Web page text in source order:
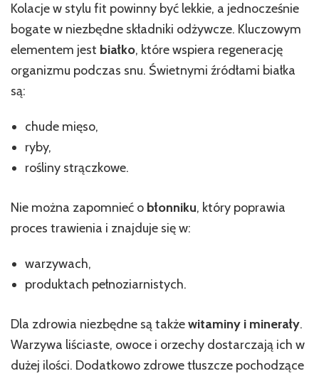
Kolacje w stylu fit powinny być lekkie, a jednocześnie
bogate w niezbędne składniki odżywcze. Kluczowym
elementem jest białko, które wspiera regenerację
organizmu podczas snu. Świetnymi źródłami białka
są:
chude mięso,
ryby,
rośliny strączkowe.
Nie można zapomnieć o błonniku, który poprawia
proces trawienia i znajduje się w:
warzywach,
produktach pełnoziarnistych.
Dla zdrowia niezbędne są takżewitaminy i minerały.
Warzywa liściaste, owoce i orzechy dostarczają ich w
dużej ilości. Dodatkowo zdrowe tłuszcze pochodzące